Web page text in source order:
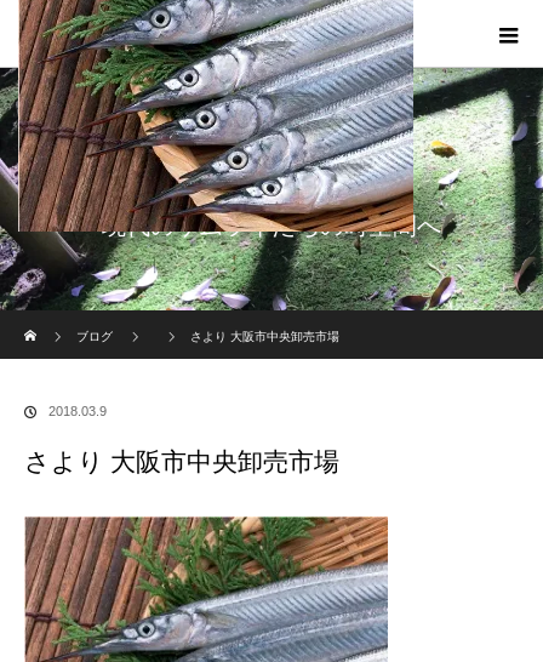
現代のサムライたちの時空間へ
ブログ
さより 大阪市中央卸売市場
2018.03.9
さより 大阪市中央卸売市場